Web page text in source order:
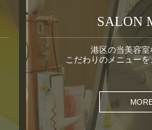
SALON
港区の当美容
こだわりのメニュー